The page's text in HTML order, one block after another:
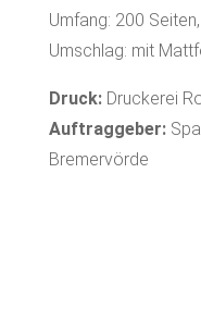
Umfang: 200
Umschlag: mit
Druck:Druckerei
Auftraggeber:
Bremervörde